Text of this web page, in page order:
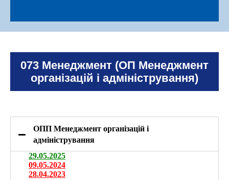
073 Менеджмент (ОП Менеджмент
організацій і адміністрування)
ОПП Менеджмент організацій і
адміністрування
29.05.2025
09.05.2024
28.04.2023